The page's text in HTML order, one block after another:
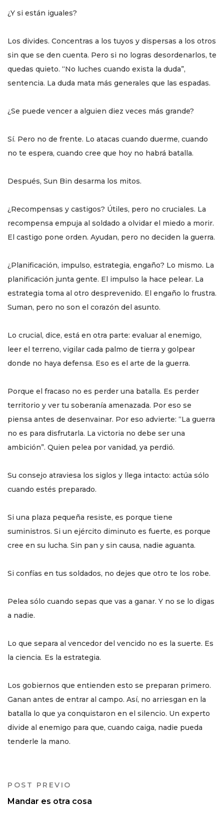
¿Y si están iguales?
Los divides. Concentras a los tuyos y dispersas a los otros
sin que se den cuenta. Pero si no logras desordenarlos, te
quedas quieto. “No luches cuando exista la duda”,
sentencia. La duda mata más generales que las espadas.
¿Se puede vencer a alguien diez veces más grande?
Sí. Pero no de frente. Lo atacas cuando duerme, cuando
no te espera, cuando cree que hoy no habrá batalla.
Después, Sun Bin desarma los mitos.
¿Recompensas y castigos? Útiles, pero no cruciales. La
recompensa empuja al soldado a olvidar el miedo a morir.
El castigo pone orden. Ayudan, pero no deciden la guerra.
¿Planificación, impulso, estrategia, engaño? Lo mismo. La
planificación junta gente. El impulso la hace pelear. La
estrategia toma al otro desprevenido. El engaño lo frustra.
Suman, pero no son el corazón del asunto.
Lo crucial, dice, está en otra parte: evaluar al enemigo,
leer el terreno, vigilar cada palmo de tierra y golpear
donde no haya defensa. Eso es el arte de la guerra.
Porque el fracaso no es perder una batalla. Es perder
territorio y ver tu soberanía amenazada. Por eso se
piensa antes de desenvainar. Por eso advierte: “La guerra
no es para disfrutarla. La victoria no debe ser una
ambición”. Quien pelea por vanidad, ya perdió.
Su consejo atraviesa los siglos y llega intacto: actúa sólo
cuando estés preparado.
Si una plaza pequeña resiste, es porque tiene
suministros. Si un ejército diminuto es fuerte, es porque
cree en su lucha. Sin pan y sin causa, nadie aguanta.
Si confías en tus soldados, no dejes que otro te los robe.
Pelea sólo cuando sepas que vas a ganar. Y no se lo digas
a nadie.
Lo que separa al vencedor del vencido no es la suerte. Es
la ciencia. Es la estrategia.
Los gobiernos que entienden esto se preparan primero.
Ganan antes de entrar al campo. Así, no arriesgan en la
batalla lo que ya conquistaron en el silencio. Un experto
divide al enemigo para que, cuando caiga, nadie pueda
tenderle la mano.
POST PREVIO
Mandar es otra cosa